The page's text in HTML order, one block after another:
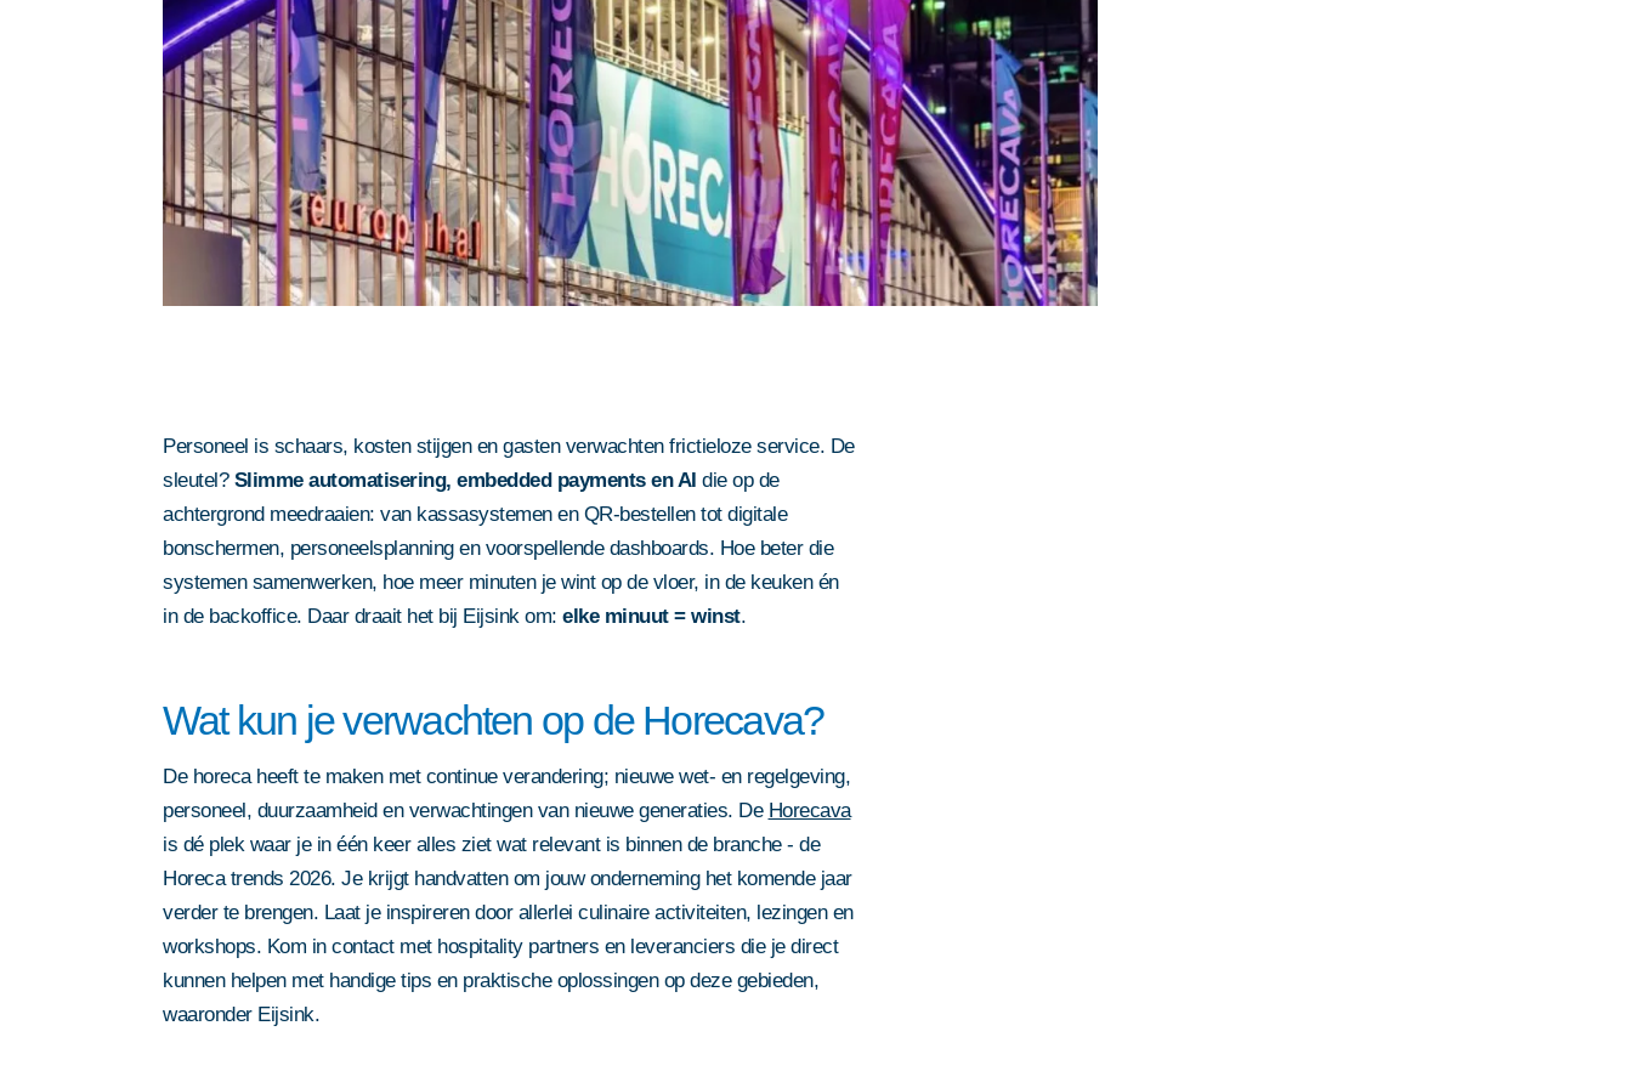
Personeel is schaars, kosten stijgen en gasten verwachten frictieloze service. De
sleutel? Slimme automatisering, embedded payments en AI die op de
achtergrond meedraaien: van kassasystemen en QR-bestellen tot digitale
bonschermen, personeelsplanning en voorspellende dashboards. Hoe beter die
systemen samenwerken, hoe meer minuten je wint op de vloer, in de keuken én
in de backoffice. Daar draait het bij Eijsink om: elke minuut = winst.
Wat kun je verwachten op de Horecava?
De horeca heeft te maken met continue verandering; nieuwe wet- en regelgeving,
personeel, duurzaamheid en verwachtingen van nieuwe generaties. De Horecava
is dé plek waar je in één keer alles ziet wat relevant is binnen de branche - de
Horeca trends 2026. Je krijgt handvatten om jouw onderneming het komende jaar
verder te brengen. Laat je inspireren door allerlei culinaire activiteiten, lezingen en
workshops. Kom in contact met hospitality partners en leveranciers die je direct
kunnen helpen met handige tips en praktische oplossingen op deze gebieden,
waaronder Eijsink.